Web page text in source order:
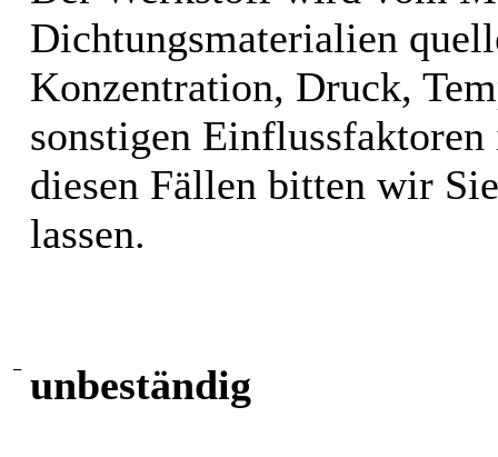
Dichtungsmaterialien
Konzentration, Druck,
sonstigen
diesen Fällen bitten wir
lassen.
− unbeständig